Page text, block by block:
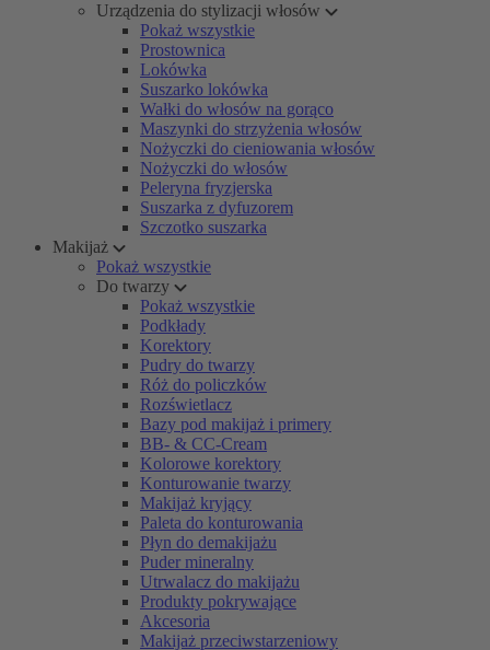
Urządzenia do stylizacji włosów
Pokaż wszystkie
Prostownica
Lokówka
Suszarko lokówka
Wałki do włosów na gorąco
Maszynki do strzyżenia włosów
Nożyczki do cieniowania włosów
Nożyczki do włosów
Peleryna fryzjerska
Suszarka z dyfuzorem
Szczotko suszarka
Makijaż
Pokaż wszystkie
Do twarzy
Pokaż wszystkie
Podkłady
Korektory
Pudry do twarzy
Róż do policzków
Rozświetlacz
Bazy pod makijaż i primery
BB- & CC-Cream
Kolorowe korektory
Konturowanie twarzy
Makijaż kryjący
Paleta do konturowania
Płyn do demakijażu
Puder mineralny
Utrwalacz do makijażu
Produkty pokrywające
Akcesoria
Makijaż przeciwstarzeniowy